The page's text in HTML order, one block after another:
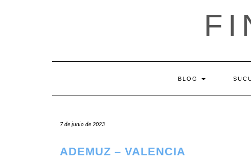
BLOG
7 de junio de 2023
ADEMUZ – VALENCIA